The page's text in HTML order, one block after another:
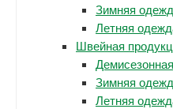
Зимняя
Летняя
Швейная
Зимняя
Летняя